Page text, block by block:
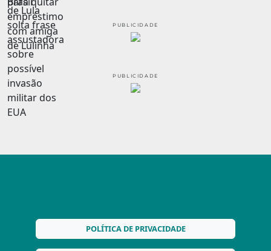
PUBLICIDADE
PUBLICIDADE
POLÍTICA DE PRIVACIDADE